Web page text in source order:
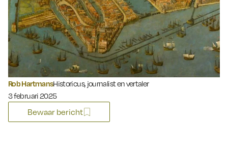
Rob HartmansHistoricus, journalist en vertaler
Gepubliceerd op:
3 februari 2025
Bewaar bericht